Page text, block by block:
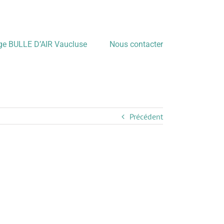
BULLE D’AIR Vaucluse Nous contacter
Précédent